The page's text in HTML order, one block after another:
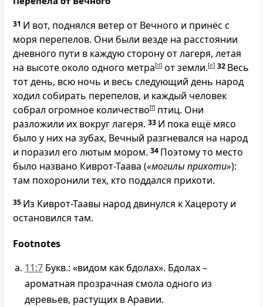
31 И вот, поднялся ветер от Вечного и принёс с
моря перепелов. Они были везде на расстоянии
дневного пути в каждую сторону от лагеря, летая
на высоте около одного метра[d] от земли.[e] 32 Весь
тот день, всю ночь и весь следующий день народ
ходил собирать перепелов, и каждый человек
собрал огромное количество[f] птиц. Они
разложили их вокруг лагеря. 33 И пока ещё мясо
было у них на зубах, Вечный разгневался на народ
и поразил его лютым мором. 34 Поэтому то место
было названо Киврот-Таава («могилы прихоти»):
там похоронили тех, кто поддался прихоти.
35 Из Киврот-Таавы народ двинулся к Хацероту и
остановился там.
Footnotes
11:7 Букв.: «видом как бдолах». Бдолах –
ароматная прозрачная смола одного из
деревьев, растущих в Аравии.